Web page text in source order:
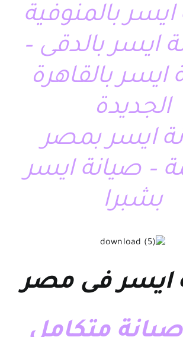
بالمنوفية
ايسر بالدقى –
ايسر بالقاهرة
الجديدة
ايسر بمصر
– صيانة ايسر
بشبرا
ايسر فى مصر